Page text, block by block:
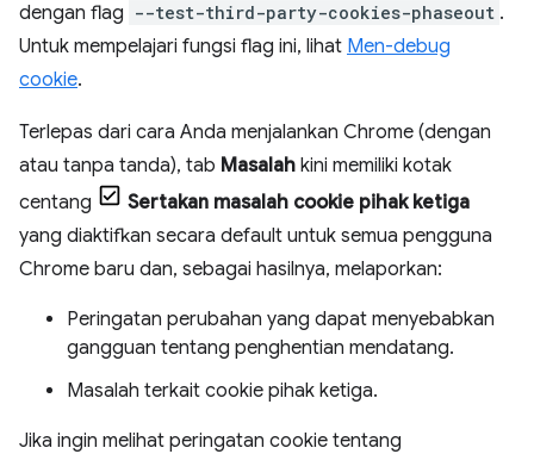
dengan flag --test-third-party-cookies-phaseout .
Untuk mempelajari fungsi flag ini, lihat Men-debug
cookie.
Terlepas dari cara Anda menjalankan Chrome (dengan
atau tanpa tanda), tab Masalah kini memiliki kotak
centang
Sertakan masalah cookie pihak ketiga
yang diaktifkan secara default untuk semua pengguna
Chrome baru dan, sebagai hasilnya, melaporkan:
Peringatan perubahan yang dapat menyebabkan
gangguan tentang penghentian mendatang.
Masalah terkait cookie pihak ketiga.
Jika ingin melihat peringatan cookie tentang